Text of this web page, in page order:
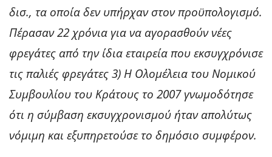
δισ., τα οποία δεν υπήρχαν στον προϋπολογισμό.
Πέρασαν 22 χρόνια για να αγορασθούν νέες
φρεγάτες από την ίδια εταιρεία που εκσυγχρόνισε
τις παλιές φρεγάτες 3) Η Ολομέλεια του Νομικού
Συμβουλίου του Κράτους το 2007 γνωμοδότησε
ότι η σύμβαση εκσυγχρονισμού ήταν απολύτως
νόμιμη και εξυπηρετούσε το δημόσιο συμφέρον.